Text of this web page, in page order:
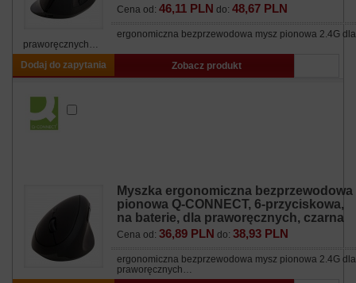
Cena od: 46,11 PLN do: 48,67 PLN
ergonomiczna bezprzewodowa mysz pionowa 2.4G dla
praworęcznych…
Dodaj do zapytania
Zobacz produkt
Myszka ergonomiczna bezprzewodowa
pionowa Q-CONNECT, 6-przyciskowa,
na baterie, dla praworęcznych, czarna
Cena od: 36,89 PLN do: 38,93 PLN
ergonomiczna bezprzewodowa mysz pionowa 2.4G dla
praworęcznych…